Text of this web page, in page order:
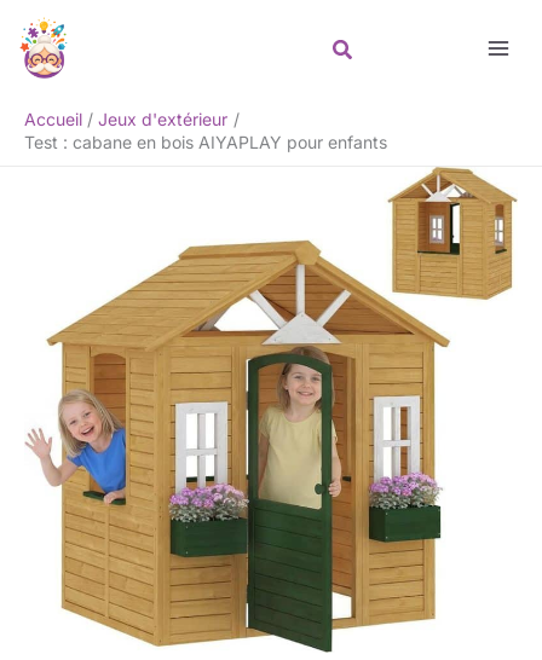
contenu
Accueil
Jeux d'extérieur
Test : cabane en bois AIYAPLAY pour enfants
Rechercher